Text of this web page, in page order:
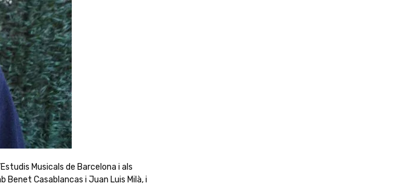
Musicals de Barcelona i als
Benet Casablancas i Juan Luis Milà, i